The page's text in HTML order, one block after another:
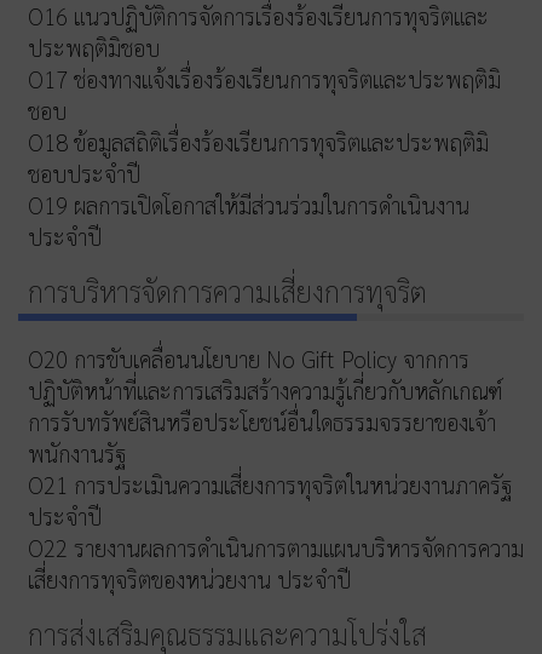
O16 แนวปฏิบัติการจัดการเรื่องร้องเรียนการทุจริตและ
ประพฤติมิชอบ
O17 ช่องทางแจ้งเรื่องร้องเรียนการทุจริตและประพฤติมิ
ชอบ
O18 ข้อมูลสถิติเรื่องร้องเรียนการทุจริตและประพฤติมิ
ชอบประจำปี
O19 ผลการเปิดโอกาสให้มีส่วนร่วมในการดำเนินงาน
ประจำปี
การบริหารจัดการความเสี่ยงการทุจริต
O20 การขับเคลื่อนนโยบาย No Gift Policy จากการ
ปฏิบัติหน้าที่และการเสริมสร้างความรู้เกี่ยวกับหลักเกณฑ์
การรับทรัพย์สินหรือประโยชน์อื่นใดธรรมจรรยาของเจ้า
พนักงานรัฐ
O21 การประเมินความเสี่ยงการทุจริตในหน่วยงานภาครัฐ
ประจำปี
O22 รายงานผลการดำเนินการตามแผนบริหารจัดการความ
เสี่ยงการทุจริตของหน่วยงาน ประจำปี
การส่งเสริมคุณธรรมและความโปร่งใส